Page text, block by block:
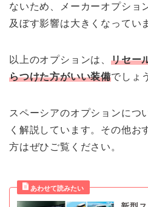
ないため、メーカーオプショ
及ぼす影響は大きくなってい
以上のオプションは、 リセー
らつけた方がいい装備でしょ
スペーシアのオプションにつ
く解説しています。その他お
方はぜひご覧ください。